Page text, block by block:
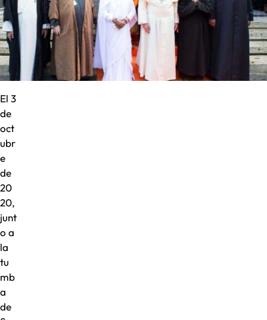
El 3
de
oct
ubr
e
de
20
20,
junt
o a
la
tu
mb
a
de